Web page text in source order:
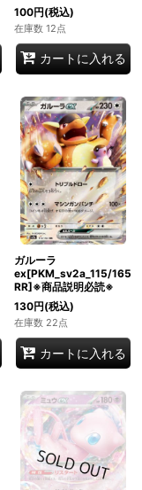
100円(税込)
在庫数 12点
カートに入れる
ガルーラ
ex[PKM_sv2a_115/165
RR]※商品説明必読※
130円(税込)
在庫数 22点
カートに入れる